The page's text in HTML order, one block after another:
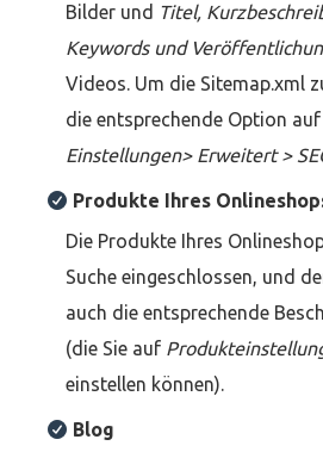
Bilder und Titel,
Keywords und
Videos. Um die Sitemap.xml
die entsprechende Option auf
Einstellungen> Erweitert >
Produkte Ihres
Die Produkte Ihres
Suche eingeschlossen, und
auch die entsprechende
(die Sie auf
einstellen können).
Blog